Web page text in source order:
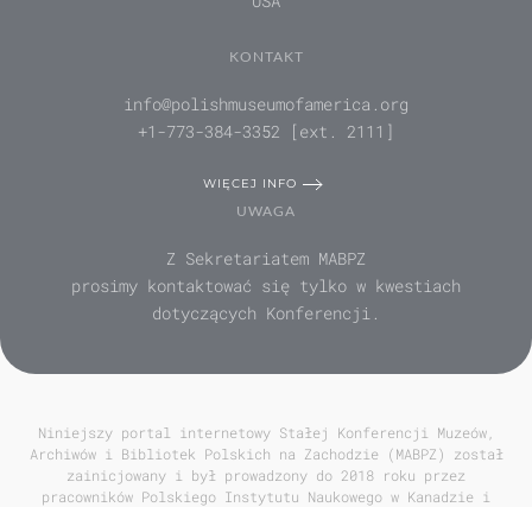
KONTAKT
info@polishmuseumofamerica.org
+1-773-384-3352 [ext. 2111]
WIĘCEJ INFO
UWAGA
Z Sekretariatem MABPZ
prosimy kontaktować się tylko w kwestiach
dotyczących Konferencji.
Niniejszy portal internetowy Stałej Konferencji Muzeów,
Archiwów i Bibliotek Polskich na Zachodzie (MABPZ) został
zainicjowany i był prowadzony do 2018 roku przez
pracowników Polskiego Instytutu Naukowego w Kanadzie i